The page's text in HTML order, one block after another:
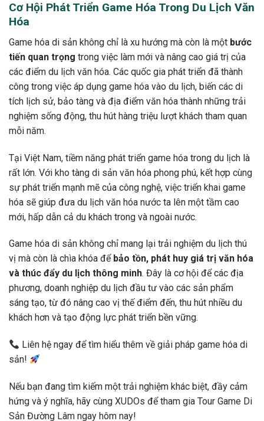
Cơ Hội Phát Triển Game Hóa Trong Du Lịch Văn
Hóa
Game hóa di sản không chỉ là xu hướng mà còn là một bước
tiến quan trọng trong việc làm mới và nâng cao giá trị của
các điểm du lịch văn hóa. Các quốc gia phát triển đã thành
công trong việc áp dụng game hóa vào du lịch, biến các di
tích lịch sử, bảo tàng và địa điểm văn hóa thành những trải
nghiệm sống động, thu hút hàng triệu lượt khách tham quan
mỗi năm.
Tại Việt Nam, tiềm năng phát triển game hóa trong du lịch là
rất lớn. Với kho tàng di sản văn hóa phong phú, kết hợp cùng
sự phát triển mạnh mẽ của công nghệ, việc triển khai game
hóa sẽ giúp đưa du lịch văn hóa nước ta lên một tầm cao
mới, hấp dẫn cả du khách trong và ngoài nước.
Game hóa di sản không chỉ mang lại trải nghiệm du lịch thú
vị mà còn là chìa khóa để bảo tồn, phát huy giá trị văn hóa
và thúc đẩy du lịch thông minh. Đây là cơ hội để các địa
phương, doanh nghiệp du lịch đầu tư vào các sản phẩm
sáng tạo, từ đó nâng cao vị thế điểm đến, thu hút nhiều du
khách hơn và tạo động lực phát triển bền vững.
Liên hệ ngay để tìm hiểu thêm về giải pháp game hóa di
sản!
Nếu bạn đang tìm kiếm một trải nghiệm khác biệt, đầy cảm
hứng và ý nghĩa, hãy cùng XUDOs để tham gia Tour Game Di
Sản Đường Lâm ngay hôm nay!